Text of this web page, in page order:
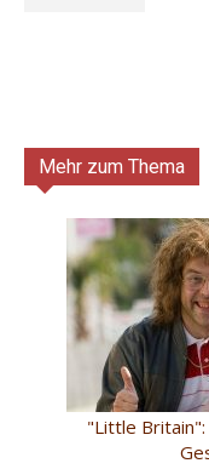
Mehr zum Thema
"Little